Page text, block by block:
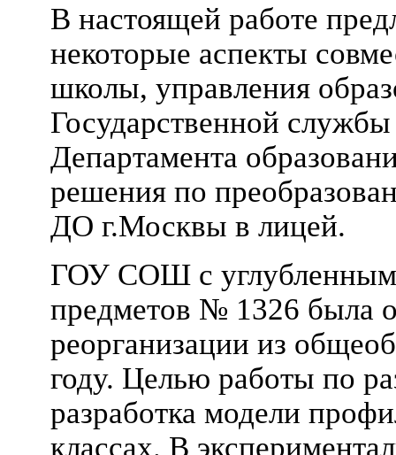
В настоящей работе
некоторые аспекты
школы, управления
Государственной
Департамента
решения по
ДО г.Москвы в лицей.
ГОУ СОШ с углубленным
предметов № 1326 была
реорганизации из
году. Целью работы по
разработка модели
классах. В